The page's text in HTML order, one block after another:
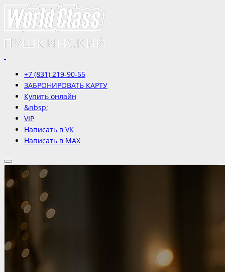
+7 (831) 219-90-55
ЗАБРОНИРОВАТЬ КАРТУ
Купить онлайн
&nbsp;
VIP
Написать в VK
Написать в MAX